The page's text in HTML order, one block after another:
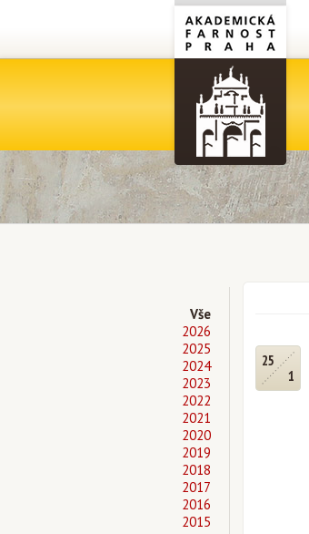
Vše
2026
2025
2024
2023
2022
2021
2020
2019
2018
2017
2016
2015
25
1